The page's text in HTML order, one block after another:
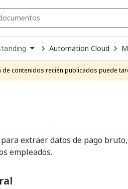
Automation Cloud
de contenidos recién publicados puede
extraer datos de pago
empleados.